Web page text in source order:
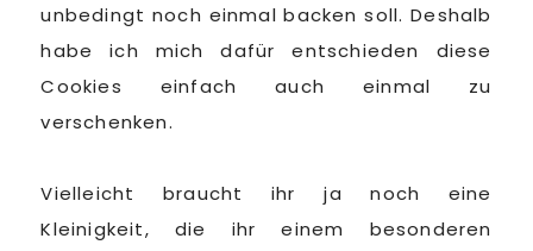
unbedingt noch einmal backen soll. Deshalb
habe ich mich dafür entschieden diese
Cookies einfach auch einmal zu
verschenken.
Vielleicht braucht ihr ja noch eine
Kleinigkeit, die ihr einem besonderen